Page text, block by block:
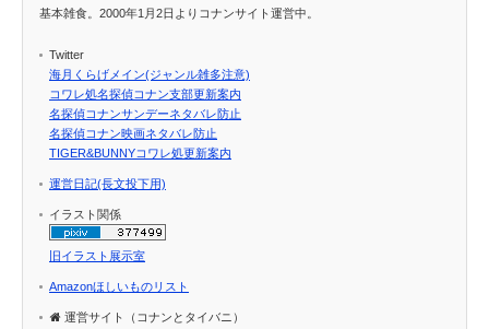
基本雑食。2000年1月2日よりコナンサイト運営中。
Twitter
海月くらげメイン(ジャンル雑多注意)
コワレ処名探偵コナン支部更新案内
名探偵コナンサンデーネタバレ防止
名探偵コナン映画ネタバレ防止
TIGER&BUNNYコワレ処更新案内
運営日記(長文投下用)
イラスト関係
旧イラスト展示室
Amazonほしいものリスト
運営サイト（コナンとタイバニ）